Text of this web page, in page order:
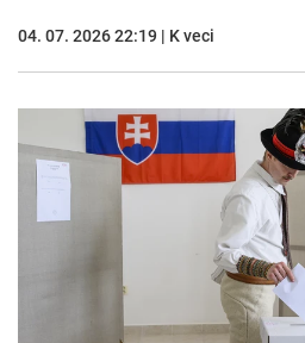
04. 07. 2026 22:19 | K veci